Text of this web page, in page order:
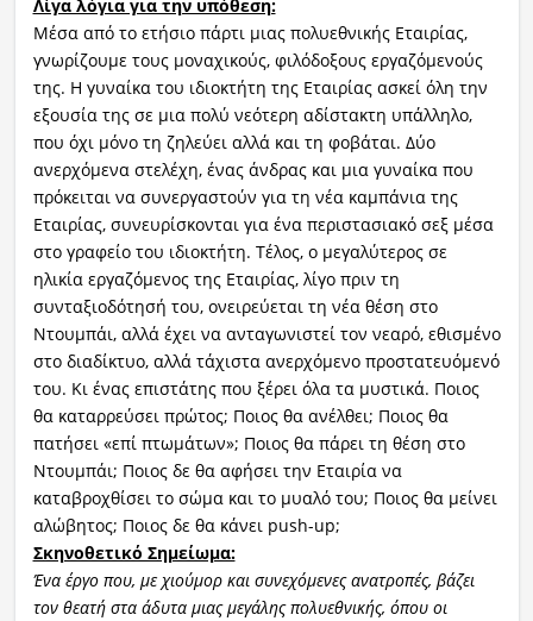
Λίγα λόγια για την υπόθεση:
Μέσα από το ετήσιο πάρτι μιας πολυεθνικής Εταιρίας,
γνωρίζουμε τους μοναχικούς, φιλόδοξους εργαζόμενούς
της. Η γυναίκα του ιδιοκτήτη της Εταιρίας ασκεί όλη την
εξουσία της σε μια πολύ νεότερη αδίστακτη υπάλληλο,
που όχι μόνο τη ζηλεύει αλλά και τη φοβάται. Δύο
ανερχόμενα στελέχη, ένας άνδρας και μια γυναίκα που
πρόκειται να συνεργαστούν για τη νέα καμπάνια της
Εταιρίας, συνευρίσκονται για ένα περιστασιακό σεξ μέσα
στο γραφείο του ιδιοκτήτη. Τέλος, ο μεγαλύτερος σε
ηλικία εργαζόμενος της Εταιρίας, λίγο πριν τη
συνταξιοδότησή του, ονειρεύεται τη νέα θέση στο
Ντουμπάι, αλλά έχει να ανταγωνιστεί τον νεαρό, εθισμένο
στο διαδίκτυο, αλλά τάχιστα ανερχόμενο προστατευόμενό
του. Κι ένας επιστάτης που ξέρει όλα τα μυστικά. Ποιος
θα καταρρεύσει πρώτος; Ποιος θα ανέλθει; Ποιος θα
πατήσει «επί πτωμάτων»; Ποιος θα πάρει τη θέση στο
Ντουμπάι; Ποιος δε θα αφήσει την Εταιρία να
καταβροχθίσει το σώμα και το μυαλό του; Ποιος θα μείνει
αλώβητος; Ποιος δε θα κάνει push-up;
Σκηνοθετικό Σημείωμα:
Ένα έργο που, με χιούμορ και συνεχόμενες ανατροπές, βάζει
τον θεατή στα άδυτα μιας μεγάλης πολυεθνικής, όπου οι